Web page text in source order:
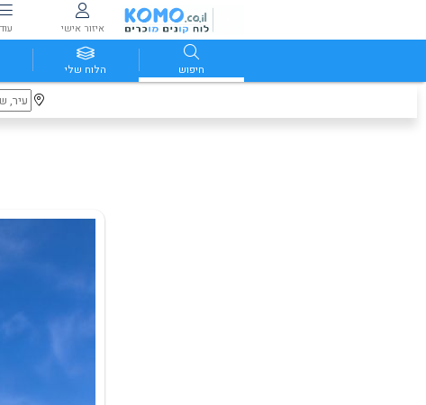
איזור אישי עוד
חיפוש הלוח שלי